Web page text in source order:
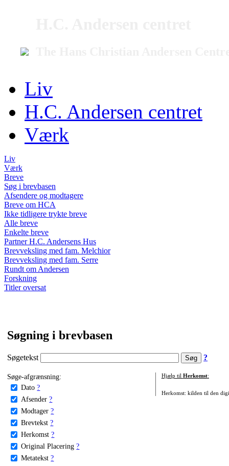
Liv
H.C. Andersen centret
Værk
Liv
Værk
Breve
Søg i brevbasen
Afsendere og modtagere
Breve om HCA
Ikke tidligere trykte breve
Alle breve
Enkelte breve
Partner H.C. Andersens Hus
Brevveksling med fam. Melchior
Brevveksling med fam. Serre
Rundt om Andersen
Forskning
Titler oversat
Søgning i brevbasen
Søgetekst ?
Søge-afgrænsning:
Dato ?
Afsender ?
Modtager ?
Brevtekst ?
Herkomst ?
Original Placering ?
Metatekst ?
Hjælp til Herkomst:
Herkomst: kilden til den